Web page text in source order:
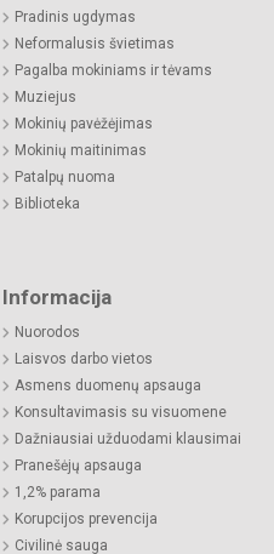
Pradinis ugdymas
Neformalusis švietimas
Pagalba mokiniams ir tėvams
Muziejus
Mokinių pavėžėjimas
Mokinių maitinimas
Patalpų nuoma
Biblioteka
Informacija
Nuorodos
Laisvos darbo vietos
Asmens duomenų apsauga
Konsultavimasis su visuomene
Dažniausiai užduodami klausimai
Pranešėjų apsauga
1,2% parama
Korupcijos prevencija
Civilinė sauga